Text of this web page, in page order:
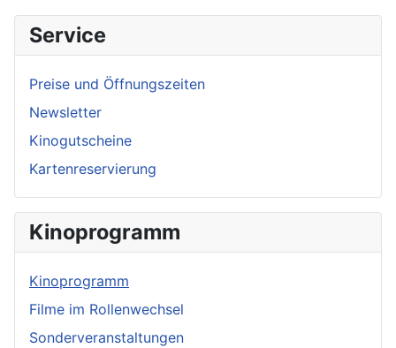
Service
Preise und Öffnungszeiten
Newsletter
Kinogutscheine
Kartenreservierung
Kinoprogramm
Kinoprogramm
Filme im Rollenwechsel
Sonderveranstaltungen